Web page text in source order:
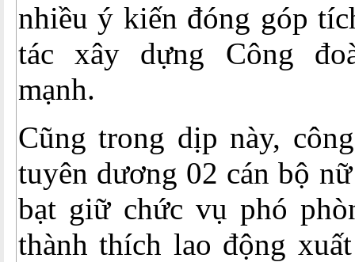
nhiều ý kiến đóng góp
tác xây dựng Công
mạnh.
Cũng trong dịp này,
tuyên dương 02 cán bộ
bạt giữ chức vụ phó
thành thích lao động